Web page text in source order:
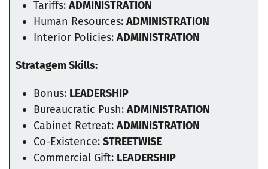
Tariffs: ADMINISTRATION
Human Resources: ADMINISTRATION
Interior Policies: ADMINISTRATION
Stratagem Skills:
Bonus: LEADERSHIP
Bureaucratic Push: ADMINISTRATION
Cabinet Retreat: ADMINISTRATION
Co-Existence: STREETWISE
Commercial Gift: LEADERSHIP